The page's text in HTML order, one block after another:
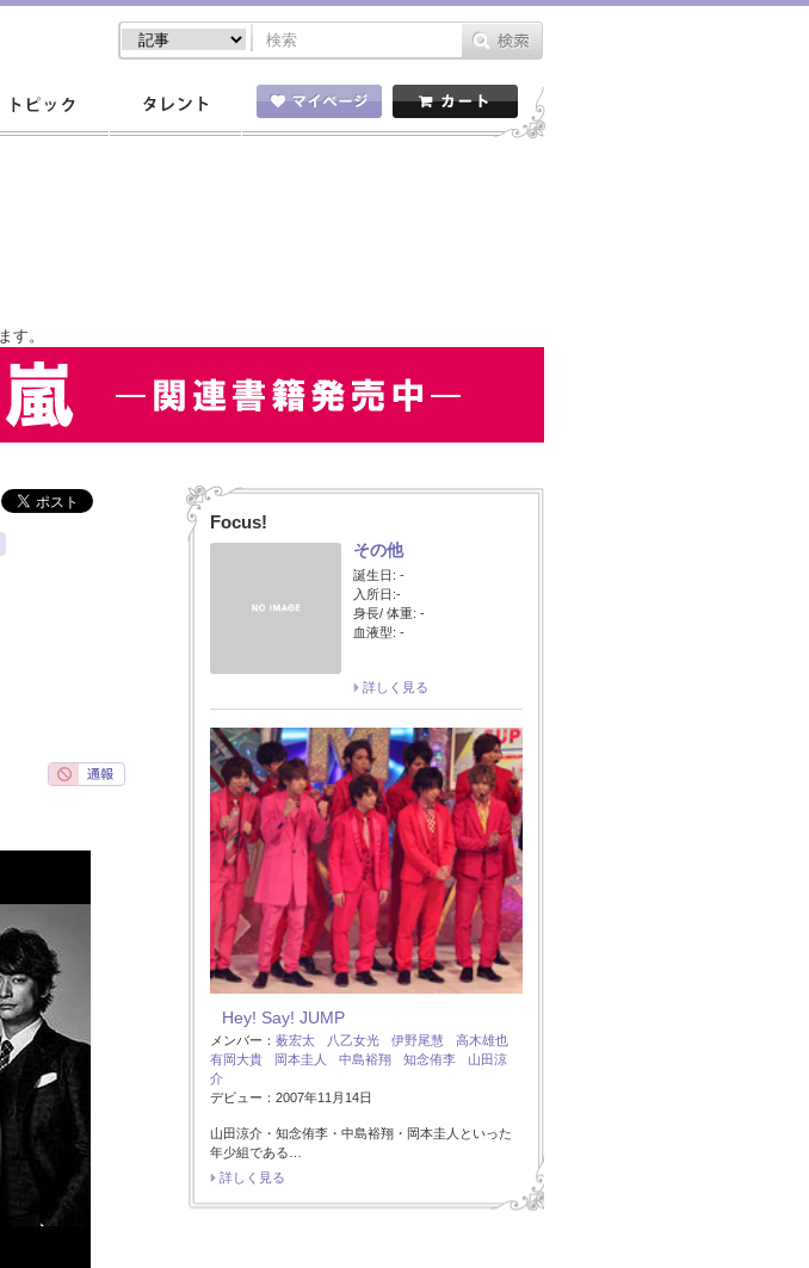
す。
Focus!
その他
誕生日: -
入所日:-
身長/ 体重: -
血液型: -
詳しく見る
Hey! Say! JUMP
メンバー： 薮宏太 八乙女光 伊野尾慧
高木雄也
有岡大貴
岡本圭人 中島裕翔 知念侑李
山田涼
介
デビュー：2007年11月14日
山田涼介・知念侑李・中島裕翔・岡本圭人といった
年少組である…
詳しく見る